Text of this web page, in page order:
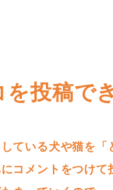
を投稿で
ている犬や猫を「
コメントをつけて